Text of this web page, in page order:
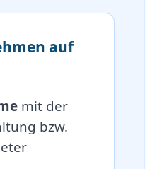
auf
mit der
bzw.